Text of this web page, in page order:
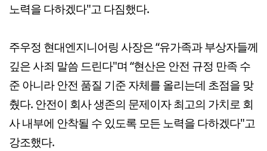
노력을 다하겠다"고 다짐했다.
주우정 현대엔지니어링 사장은 “유가족과 부상자들께
깊은 사죄 말씀 드린다"며 “현산은 안전 규정 만족 수
준 아니라 안전 품질 기준 자체를 올리는데 초점을 맞
췄다. 안전이 회사 생존의 문제이자 최고의 가치로 회
사 내부에 안착될 수 있도록 모든 노력을 다하겠다"고
강조했다.